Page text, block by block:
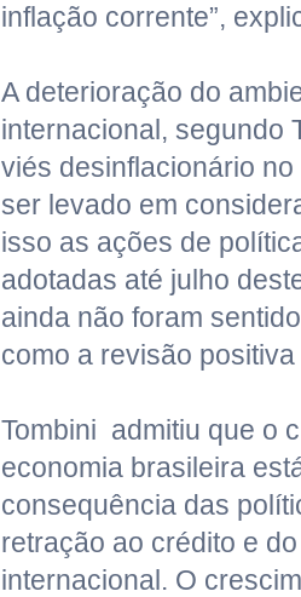
inflação corrente”,
A deterioração do
internacional, segundo
viés desinflacionário
ser levado em
isso as ações de
adotadas até julho
ainda não foram
como a revisão
Tombini admitiu que o
economia brasileira
consequência das
retração ao crédito e
internacional. O